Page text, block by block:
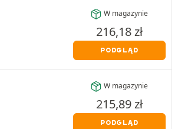
W magazynie
216,18zł
PODGLĄD
W magazynie
215,89zł
PODGLĄD